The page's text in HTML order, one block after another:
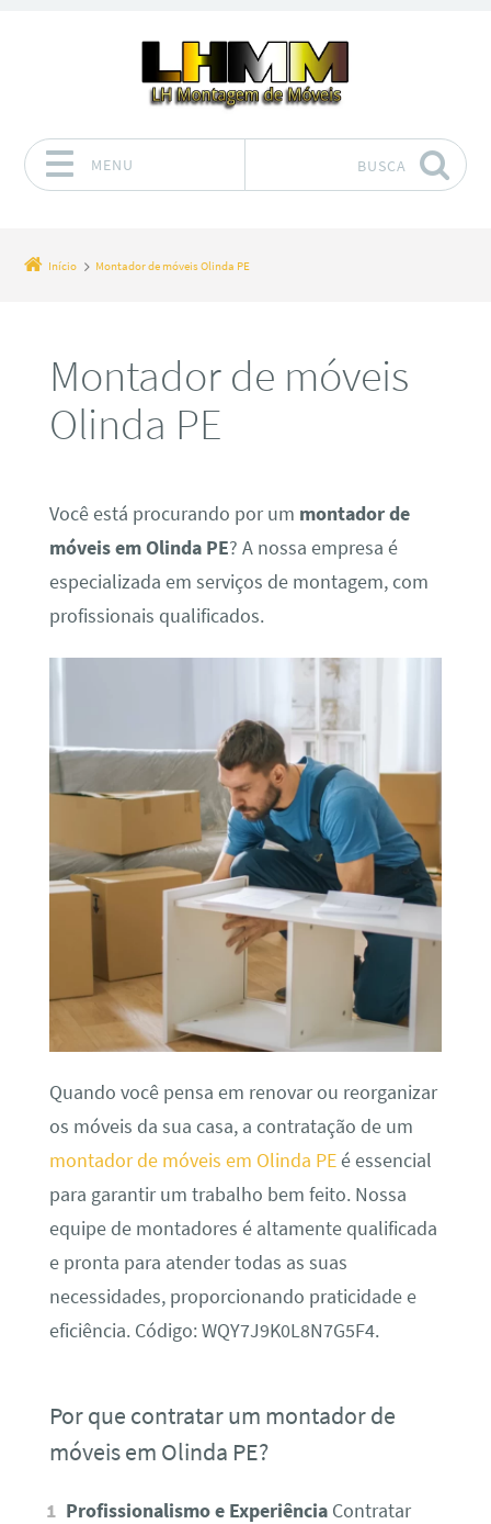
MENU BUSCA
Início Montador de móveis Olinda PE
Montador de móveis
Olinda PE
Você está procurando por um montador de
móveis em Olinda PE? A nossa empresa é
especializada em serviços de montagem, com
profissionais qualificados.
Quando você pensa em renovar ou reorganizar
os móveis da sua casa, a contratação de um
montador de móveis em Olinda PEé essencial
para garantir um trabalho bem feito. Nossa
equipe de montadores é altamente qualificada
e pronta para atender todas as suas
necessidades, proporcionando praticidade e
eficiência. Código: WQY7J9K0L8N7G5F4.
Por que contratar um montador de
móveis em Olinda PE?
Profissionalismo e Experiência Contratar